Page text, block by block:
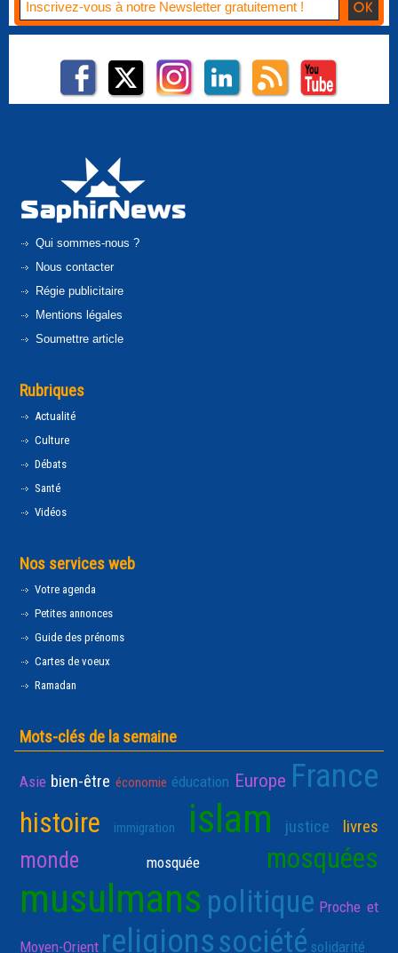
Qui sommes-nous ?
Nous contacter
Régie publicitaire
Mentions légales
Soumettre article
Rubriques
Actualité
Culture
Débats
Santé
Vidéos
Nos services web
Votre agenda
Petites annonces
Guide des prénoms
Cartes de voeux
Ramadan
Mots-clés de la semaine
Asie bien-être économie éducation Europe France
histoire immigration islam justice livres
monde mosquée mosquées
musulmans politique Proche et
Moyen-Orient religionssociété solidarité